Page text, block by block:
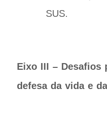
SUS.
Eixo III – Desafios
defesa da vida e